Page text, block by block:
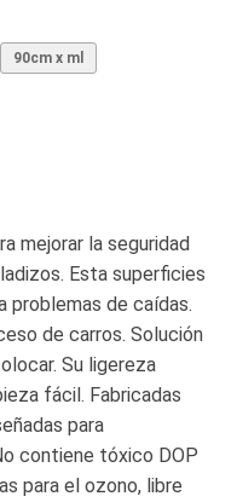
90cm x ml
mejorar la seguridad
Esta superficies
problemas de caídas.
de carros. Solución
Su ligereza
fácil. Fabricadas
para
contiene tóxico DOP
para el ozono, libre